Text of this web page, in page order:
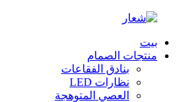
بيت
منتجات الصمام
بنادق الفقاعات
نظارات LED
العصي المتوهجة